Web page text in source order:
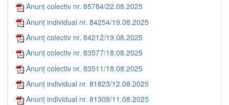
Anunț colectiv nr. 85784/22.08.2025
Anunț individual nr. 84254/19.08.2025
Anunț colectiv nr. 84212/19.08.2025
Anunț colectiv nr. 83577/18.08.2025
Anunț colectiv nr. 83511/18.08.2025
Anunț individual nr. 81823/12.08.2025
Anunț individual nr. 81309/11.08.2025